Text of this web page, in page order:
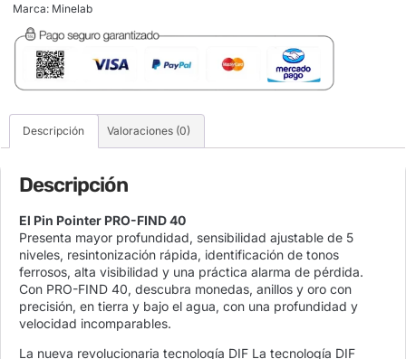
Marca: Minelab
Descripción Valoraciones (0)
Descripción
El Pin Pointer PRO-FIND 40
Presenta mayor profundidad, sensibilidad ajustable de 5
niveles, resintonización rápida, identificación de tonos
ferrosos, alta visibilidad y una práctica alarma de pérdida.
Con PRO-FIND 40, descubra monedas, anillos y oro con
precisión, en tierra y bajo el agua, con una profundidad y
velocidad incomparables.
La nueva revolucionaria tecnología DIF La tecnología DIF